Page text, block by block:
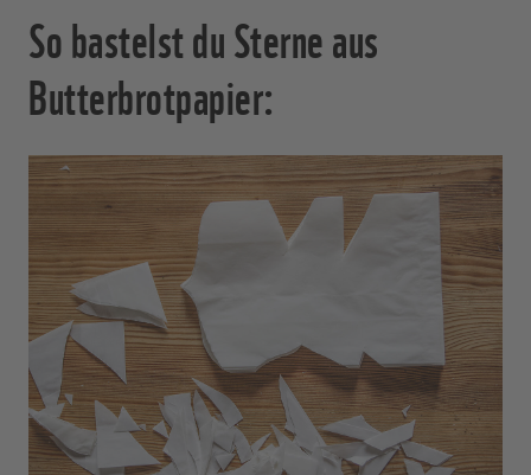
So bastelst du Sterne aus
Butterbrotpapier: